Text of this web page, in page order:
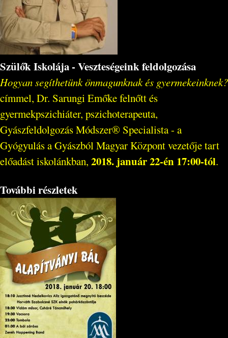
Szülők Iskolája - Veszteségeink feldolgozása
Hogyan segíthetünk önmagunknak és gyermekeinknek?
címmel, Dr. Sarungi Emőke felnőtt és
gyermekpszichiáter, pszichoterapeuta,
Gyászfeldolgozás Módszer® Specialista - a
Gyógyulás a Gyászból Magyar Központ vezetője tart
előadást iskolánkban, 2018. január 22-én 17:00-tól.
További részletek